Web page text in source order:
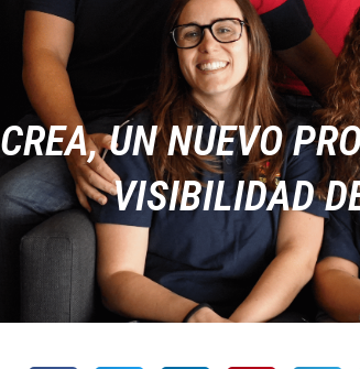
CREA, UN NUEVO
VISIBILIDAD